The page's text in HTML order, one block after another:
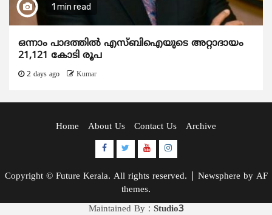
1 min read
ഒന്നാം പാദത്തിൽ എസ്ബിഐയുടെ അറ്റാദായം
21,121 കോടി രൂപ
2 days ago Kumar
Home About Us Contact Us Archive
Facebook
TwitterYoutubeInstagram
Copyright © Future Kerala. All rights reserved. Newsphere by AF
themes.
Maintained By : Studio3